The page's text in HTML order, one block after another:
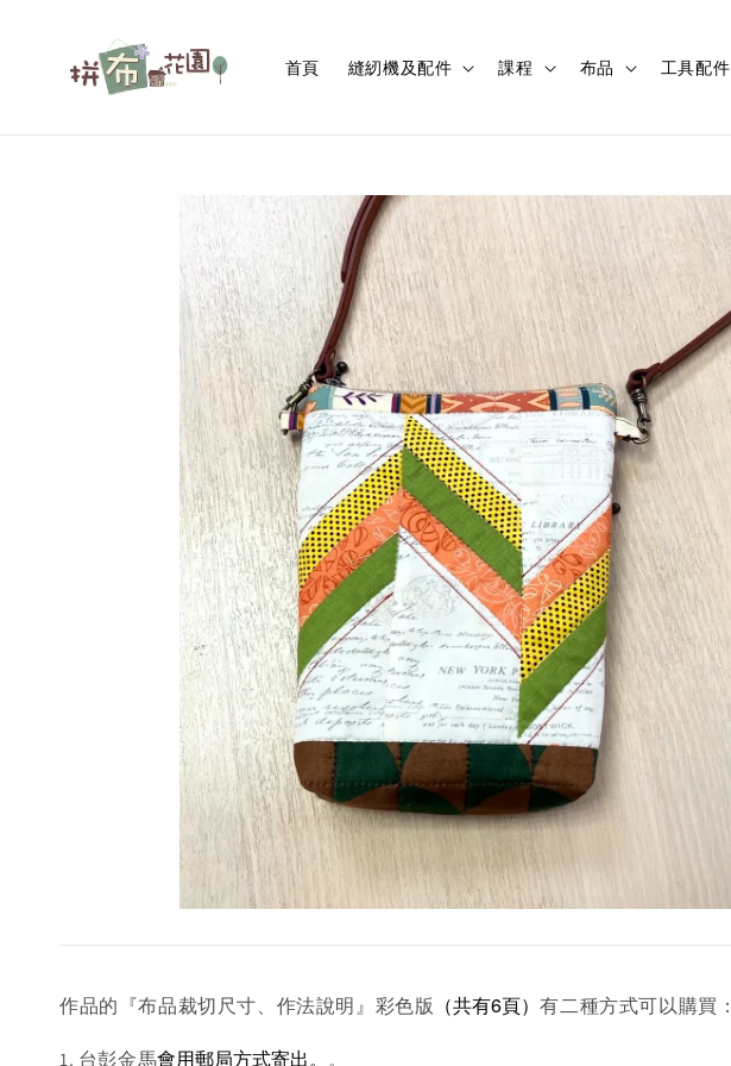
首頁 縫紉機及配件 課程 布品 工具配件
作品的『布品裁切尺寸、作法說明』彩色版 （共有6頁）有二種方式可以購買：
1. 台彭金馬會用郵局方式寄出。 。